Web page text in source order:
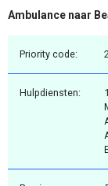
Ambulance naar
Priority code: 2
Hulpdiensten: